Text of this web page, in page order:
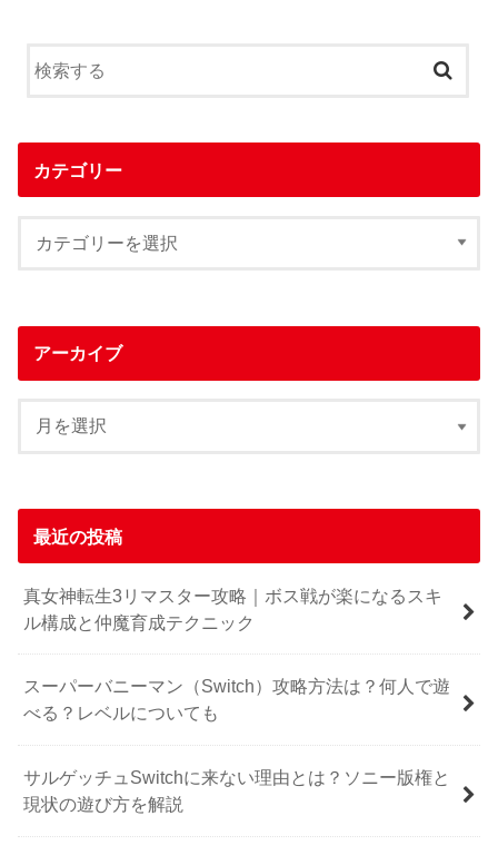
カテゴリー
アーカイブ
最近の投稿
真女神転生3リマスター攻略｜ボス戦が楽になるスキ
ル構成と仲魔育成テクニック
スーパーバニーマン（Switch）攻略方法は？何人で遊
べる？レベルについても
サルゲッチュSwitchに来ない理由とは？ソニー版権と
現状の遊び方を解説